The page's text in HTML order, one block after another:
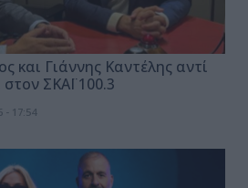
και Γιάννης Καντέλης αντί
ΣΚΑΪ 100.3
- 17:54